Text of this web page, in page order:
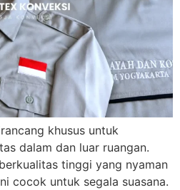
khusus untuk
dalam dan luar ruangan.
tinggi yang nyaman
cocok untuk segala suasana.